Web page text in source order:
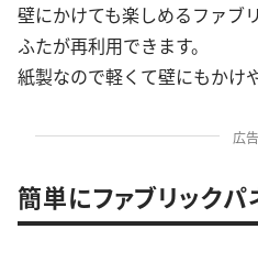
壁にかけても楽しめるファブ
ふたが再利用できます。
紙製なので軽くて壁にもかけ
広告
簡単にファブリック